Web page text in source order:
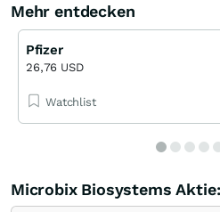
Mehr entdecken
Pfizer
26,76 USD
Watchlist
Microbix Biosystems